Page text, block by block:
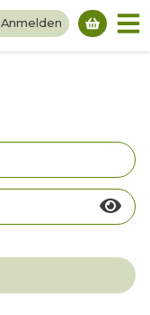
Anmelden